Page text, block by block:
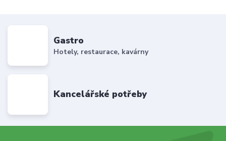
Gastro
Hotely, restaurace, kavárny
Kancelářské potřeby